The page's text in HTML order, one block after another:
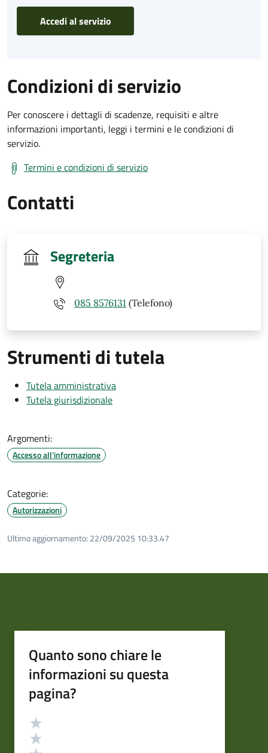
Accedi al servizio
Condizioni di servizio
Per conoscere i dettagli di scadenze, requisiti e altre
informazioni importanti, leggi i termini e le condizioni di
servizio.
Termini e condizioni di servizio
Contatti
Segreteria
085 8576131 (Telefono)
Strumenti di tutela
Tutela amministrativa
Tutela giurisdizionale
Argomenti:
Accesso all'informazione
Categorie:
Autorizzazioni
Ultimo aggiornamento: 22/09/2025 10:33.47
Quanto sono chiare le
informazioni su questa
pagina?
Valutazione